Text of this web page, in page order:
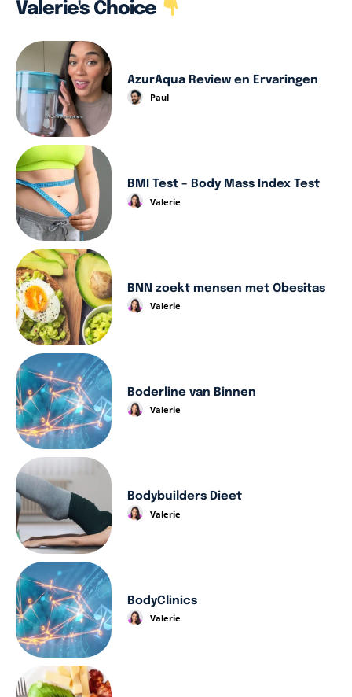
Valerie's Choice
AzurAqua Review en Ervaringen
Paul
BMI Test – Body Mass Index Test
Valerie
BNN zoekt mensen met Obesitas
Valerie
Boderline van Binnen
Valerie
Bodybuilders Dieet
Valerie
BodyClinics
Valerie